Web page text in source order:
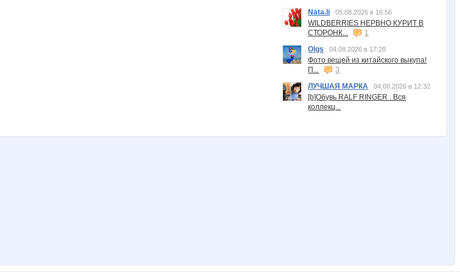
Nata.li
05.08.2026 в 16:56
WILDBERRIES НЕРВНО КУРИТ В
СТОРОНК...
1
Olgs
04.08.2026 в 17:28
Фото вещей из китайского выкупа!
П...
3
ЛУЧШАЯ МАРКА
04.08.2026 в 12:32
[b]Обувь RALF RINGER . Вся
коллекц...